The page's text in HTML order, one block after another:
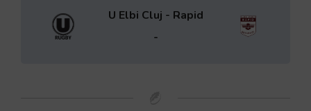
U Elbi Cluj - Rapid
-